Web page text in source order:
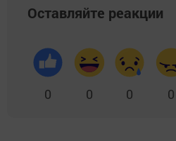
Оставляйте реакции
0 0 0 0